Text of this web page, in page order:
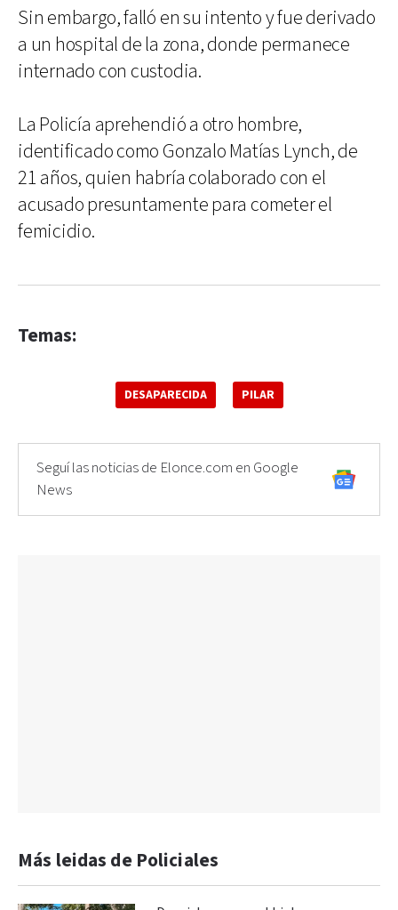
Sin embargo, falló en su intento y fue derivado
a un hospital de la zona, donde permanece
internado con custodia.
La Policía aprehendió a otro hombre,
identificado como Gonzalo Matías Lynch, de
21 años, quien habría colaborado con el
acusado presuntamente para cometer el
femicidio.
Temas:
DESAPARECIDA PILAR
Seguí las noticias de Elonce.com en Google
News
Más leidas de Policiales